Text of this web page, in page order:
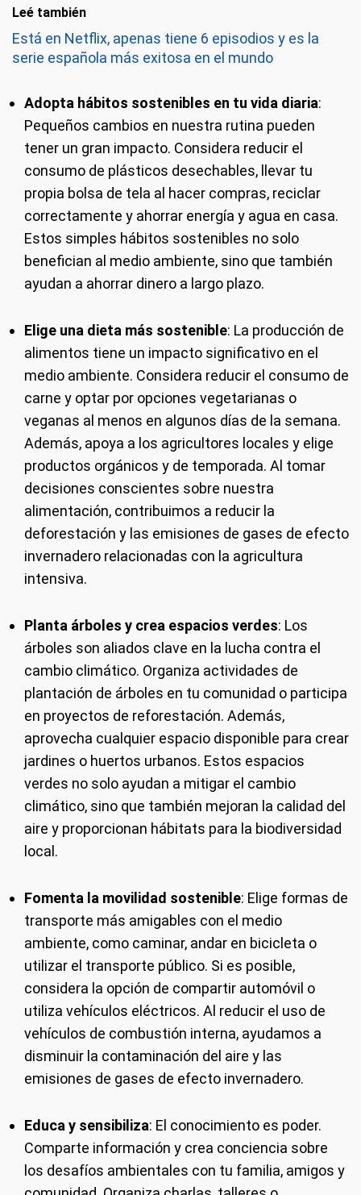
Leé también
Está en Netflix, apenas tiene 6 episodios y es la
serie española más exitosa en el mundo
Adopta hábitos sostenibles en tu vida diaria:
Pequeños cambios en nuestra rutina pueden
tener un gran impacto. Considera reducir el
consumo de plásticos desechables, llevar tu
propia bolsa de tela al hacer compras, reciclar
correctamente y ahorrar energía y agua en casa.
Estos simples hábitos sostenibles no solo
benefician al medio ambiente, sino que también
ayudan a ahorrar dinero a largo plazo.
Elige una dieta más sostenible: La producción de
alimentos tiene un impacto significativo en el
medio ambiente. Considera reducir el consumo de
carne y optar por opciones vegetarianas o
veganas al menos en algunos días de la semana.
Además, apoya a los agricultores locales y elige
productos orgánicos y de temporada. Al tomar
decisiones conscientes sobre nuestra
alimentación, contribuimos a reducir la
deforestación y las emisiones de gases de efecto
invernadero relacionadas con la agricultura
intensiva.
Planta árboles y crea espacios verdes: Los
árboles son aliados clave en la lucha contra el
cambio climático. Organiza actividades de
plantación de árboles en tu comunidad o participa
en proyectos de reforestación. Además,
aprovecha cualquier espacio disponible para crear
jardines o huertos urbanos. Estos espacios
verdes no solo ayudan a mitigar el cambio
climático, sino que también mejoran la calidad del
aire y proporcionan hábitats para la biodiversidad
local.
Fomenta la movilidad sostenible: Elige formas de
transporte más amigables con el medio
ambiente, como caminar, andar en bicicleta o
utilizar el transporte público. Si es posible,
considera la opción de compartir automóvil o
utiliza vehículos eléctricos. Al reducir el uso de
vehículos de combustión interna, ayudamos a
disminuir la contaminación del aire y las
emisiones de gases de efecto invernadero.
Educa y sensibiliza: El conocimiento es poder.
Comparte información y crea conciencia sobre
los desafíos ambientales con tu familia, amigos y